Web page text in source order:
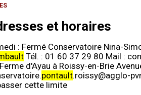
et horaires
: Fermé Conservatoire Nina-
Tél. : 01 60 37 29 80 Mail :
d'Ayau à Roissy-en-Brie
pontault.roissy@agglo-
cette limite